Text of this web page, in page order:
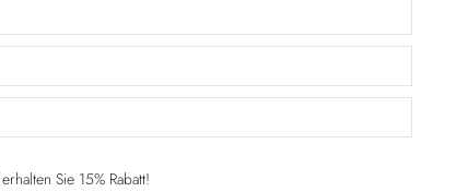
Sie 15% Rabatt!